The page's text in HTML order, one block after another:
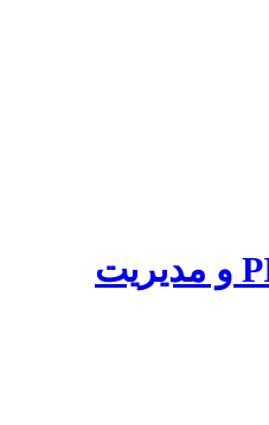
انجام پروژه با PIP3 و مدیریت